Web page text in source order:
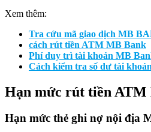
Xem thêm:
Tra cứu mã giao dịch MB
cách rút tiền ATM MB Bank
Phí duy trì tài khoản MB
Cách kiểm tra số dư tài
Hạn mức rút tiền
Hạn mức thẻ ghi nợ nội địa